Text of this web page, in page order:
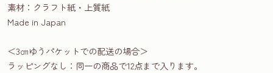
素材：クラフト紙・上質紙
Made in Japan
＜3㎝ゆうパケットでの配送の場合＞
ラッピングなし：同一の商品で12点まで入ります。